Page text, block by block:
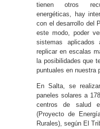
tienen otros
energéticas, hay
con el desarrollo del
este modo, poder
sistemas
replicar en escalas
la posibilidades que
puntuales en nuestra
En Salta, se
paneles solares a
centros de salud
(Proyecto de
Rurales), según El